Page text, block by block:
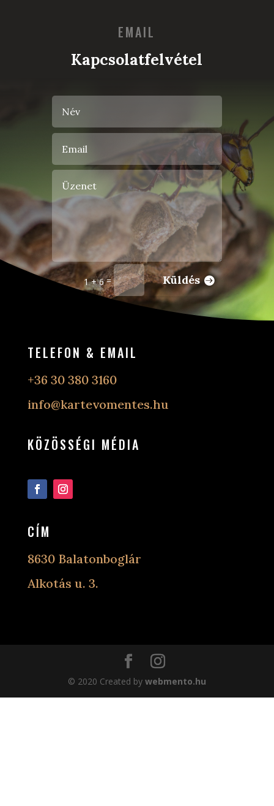
EMAIL
Kapcsolatfelvétel
1 + 6= Küldés
TELEFON & EMAIL
+36 30 380 3160
info@kartevomentes.hu
KÖZÖSSÉGI MÉDIA
Követés
CÍM
8630 Balatonboglár
Alkotás u. 3.
© 2020 Created by webmento.hu